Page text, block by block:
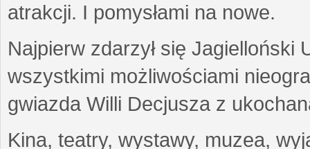
atrakcji. I pomysłami na nowe.
Najpierw zdarzył się Jagielloński
wszystkimi możliwościami
gwiazda Willi Decjusza z
Kina, teatry, wystawy, muzea,